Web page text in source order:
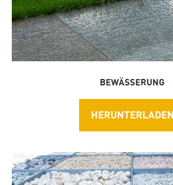
BEWÄSSERUNG
HERUNTERLADEN